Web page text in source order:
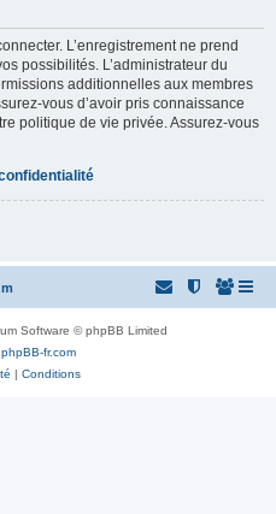
L’enregistrement ne prend
possibilités. L’administrateur du
additionnelles aux membres
vous d’avoir pris connaissance
politique de vie privée. Assurez-vous
Software © phpBB Limited
phpBB-fr.com
| Conditions